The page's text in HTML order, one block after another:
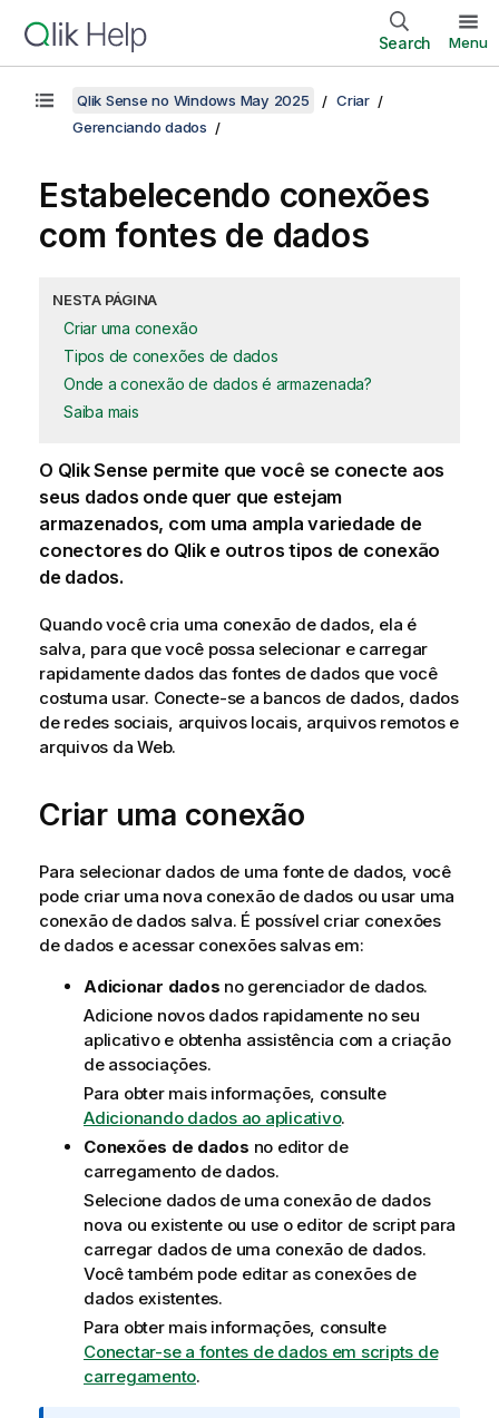
Search Menu
Qlik Sense no Windows May 2025
Criar
Gerenciando dados
Estabelecendo conexões
com fontes de dados
NESTA PÁGINA
Criar uma conexão
Tipos de conexões de dados
Onde a conexão de dados é armazenada?
Saiba mais
O Qlik Sense permite que você se conecte aos
seus dados onde quer que estejam
armazenados, com uma ampla variedade de
conectores do Qlike outros tipos de conexão
de dados.
Quando você cria uma conexão de dados, ela é
salva, para que você possa selecionar e carregar
rapidamente dados das fontes de dados que você
costuma usar. Conecte-se a bancos de dados, dados
de redes sociais, arquivos locais, arquivos remotos e
arquivos da Web.
Criar uma conexão
Para selecionar dados de uma fonte de dados, você
pode criar uma nova conexão de dados ou usar uma
conexão de dados salva. É possível criar conexões
de dados e acessar conexões salvas em:
Adicionar dados no gerenciador de dados.
Adicione novos dados rapidamente no seu
aplicativo e obtenha assistência com a criação
de associações.
Para obter mais informações, consulte
Adicionando dados ao aplicativo.
Conexões de dados no editor de
carregamento de dados.
Selecione dados de uma conexão de dados
nova ou existente ou use o editor de script para
carregar dados de uma conexão de dados.
Você também pode editar as conexões de
dados existentes.
Para obter mais informações, consulte
Conectar-se a fontes de dados em scripts de
carregamento.